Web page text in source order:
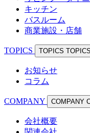
キッチン
バスルーム
商業施設・店舗
TOPICS TOPICS
お知らせ
コラム
COMPANY COMPANY
会社概要